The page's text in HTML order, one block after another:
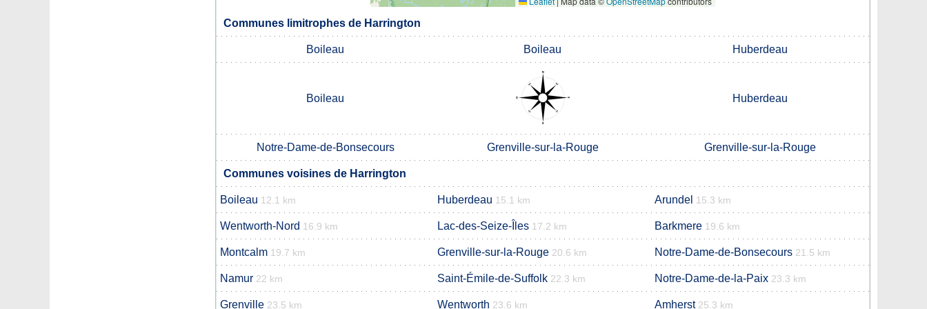
Communes limitrophes de Harrington
Boileau Boileau Huberdeau
Boileau Huberdeau
Notre-Dame-de-Bonsecours Grenville-sur-la-Rouge Grenville-sur-la-Rouge
Communes voisines de Harrington
Boileau 12.1 km Huberdeau 15.1 km Arundel 15.3 km
Wentworth-Nord 16.9 km Lac-des-Seize-Îles 17.2 km Barkmere 19.6 km
Montcalm 19.7 km Grenville-sur-la-Rouge 20.6 km Notre-Dame-de-Bonsecours 21.5 km
Namur 22 km Saint-Émile-de-Suffolk 22.3 km Notre-Dame-de-la-Paix 23.3 km
Grenville 23.5 km Wentworth 23.6 km Amherst 25.3 km